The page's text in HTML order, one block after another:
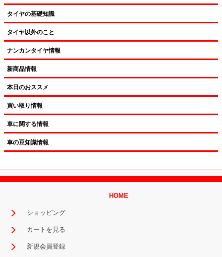
タイヤの基礎知識
タイヤ以外のこと
ナンカンタイヤ情報
新商品情報
本日のおススメ
買い取り情報
車に関する情報
車の豆知識情報
HOME
ショッピング
カートを見る
新規会員登録